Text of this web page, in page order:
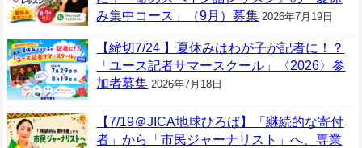
み集中コース」（9月）募集 2026年7月19日
【締切7/24 】夏休みはわが子が記者に！？
「ユース記者サマースクール」〈2026〉参
加者募集 2026年7月18日
【7/19＠JICA地球ひろば】「継続的な寄付
者」から「市民ジャーナリスト」へ、専業